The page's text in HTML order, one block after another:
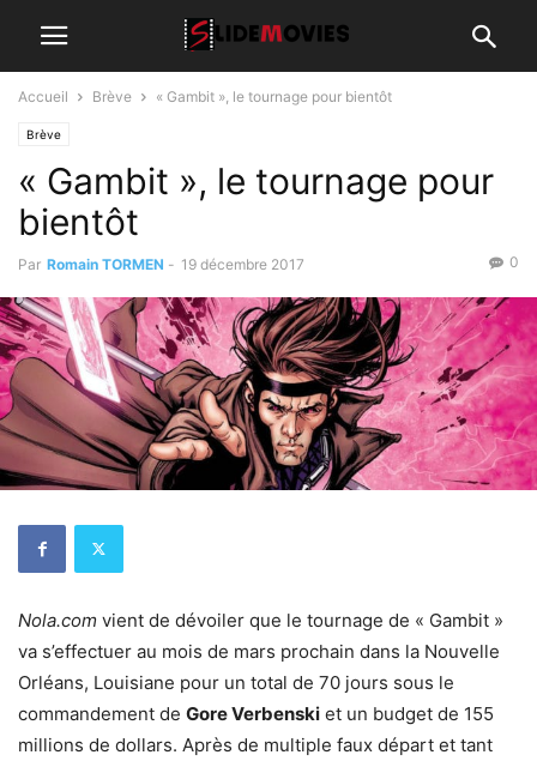
Accueil Brève « Gambit », le tournage pour bientôt
Brève
« Gambit », le tournage pour
bientôt
Par Romain TORMEN - 19 décembre 2017 0
Nola.com vient de dévoiler que le tournage de « Gambit »
va s’effectuer au mois de mars prochain dans la Nouvelle
Orléans, Louisiane pour un total de 70 jours sous le
commandement de Gore Verbenski et un budget de 155
millions de dollars. Après de multiple faux départ et tant